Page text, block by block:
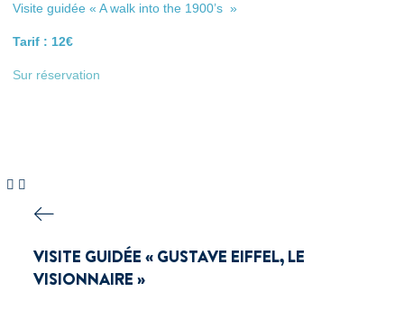
Visite guidée « A walk into the 1900’s »
Tarif : 12€
Sur réservation
VISITE GUIDÉE « GUSTAVE EIFFEL, LE
VISIONNAIRE »